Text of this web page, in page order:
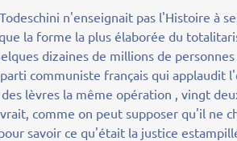
n'enseignait pas l'Histoire à
la forme la plus élaborée du
dizaines de millions de
communiste français qui applaudit
lèvres la même opération , vingt
comme on peut supposer qu'il ne
savoir ce qu'était la justice